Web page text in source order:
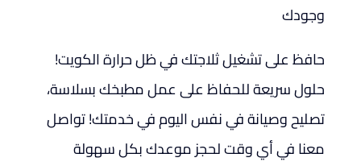
وجودك
حافظ على تشغيل ثلاجتك في ظل حرارة الكويت!
حلول سريعة للحفاظ على عمل مطبخك بسلاسة،
تصليح وصيانة في نفس اليوم في خدمتك! تواصل
معنا في أي وقت لحجز موعدك بكل سهولة